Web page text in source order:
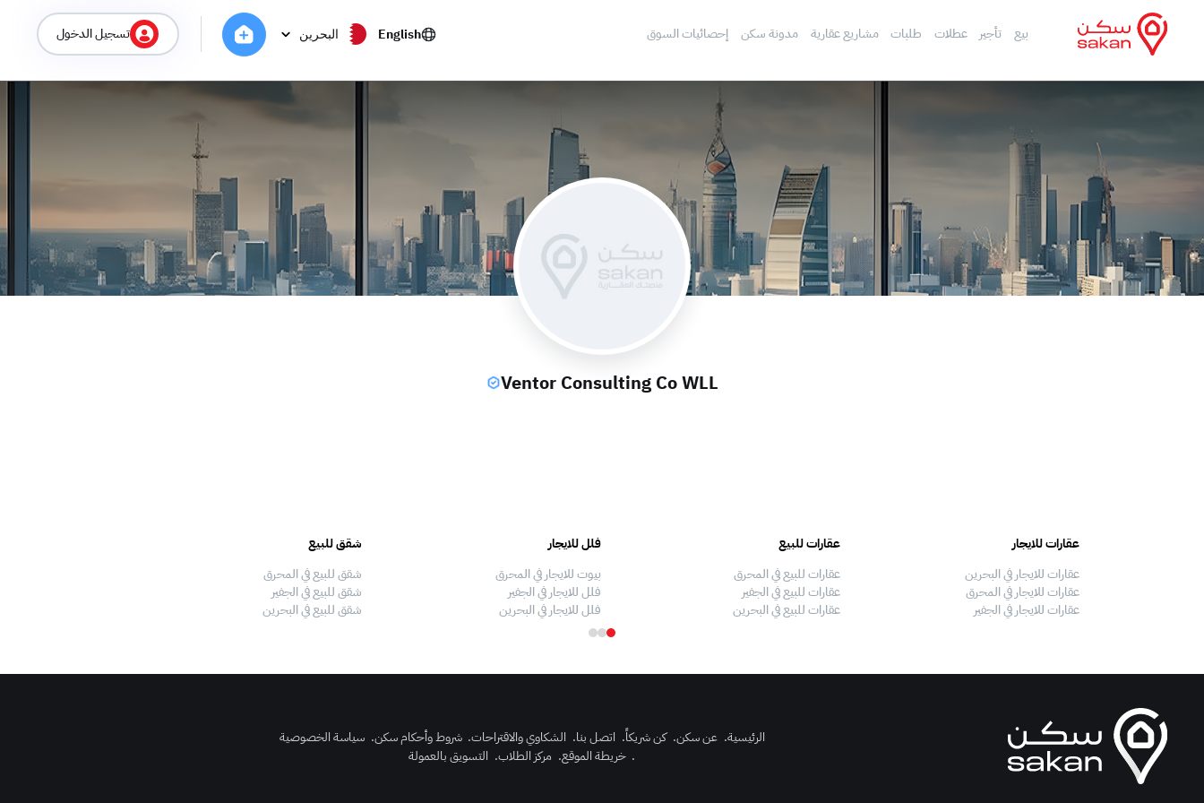
بيع تأجير عطلات طلبات مشاريع عقارية مدونة سكن إحصائيات السوق English البحرين تسجيل الدخول
Ventor Consulting Co WLL
عقارات للايجار
عقارات للايجار في البحرين
عقارات للايجار في المحرق
عقارات للايجار في الجفير
عقارات للبيع
عقارات للبيع في المحرق
عقارات للبيع في الجفير
عقارات للبيع في البحرين
فلل للايجار
بيوت للايجار في المحرق
فلل للايجار في الجفير
فلل للايجار في البحرين
شقق للبيع
شقق للبيع في المحرق
شقق للبيع في الجفير
شقق للبيع في البحرين
الرئيسية. عن سكن. كن شريكاً. اتصل بنا. الشكاوي والاقتراحات. شروط وأحكام سكن. سياسة الخصوصية
. خريطة الموقع. مركز الطلاب. التسويق بالعمولة